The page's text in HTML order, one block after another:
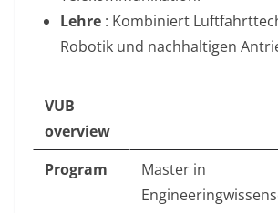
Lehre : Kombiniert
Robotik und nachhaltigen
VUB
overview
Program
Master in